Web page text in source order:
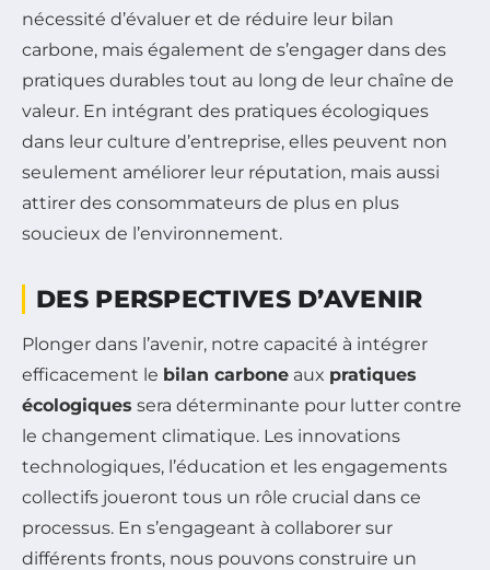
nécessité d’évaluer et de réduire leur bilan
carbone, mais également de s’engager dans des
pratiques durables tout au long de leur chaîne de
valeur. En intégrant des pratiques écologiques
dans leur culture d’entreprise, elles peuvent non
seulement améliorer leur réputation, mais aussi
attirer des consommateurs de plus en plus
soucieux de l’environnement.
DES PERSPECTIVES D’AVENIR
Plonger dans l’avenir, notre capacité à intégrer
efficacement le bilan carbone aux pratiques
écologiques sera déterminante pour lutter contre
le changement climatique. Les innovations
technologiques, l’éducation et les engagements
collectifs joueront tous un rôle crucial dans ce
processus. En s’engageant à collaborer sur
différents fronts, nous pouvons construire un